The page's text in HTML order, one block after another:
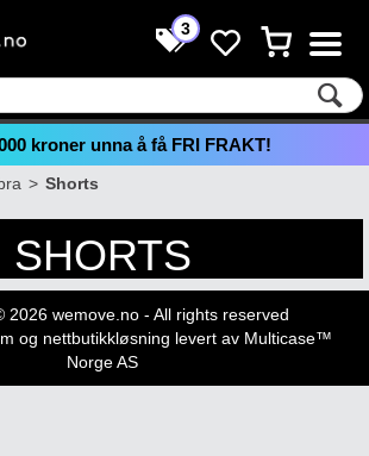
3
kroner unna å få FRI FRAKT!
>Shorts
SHORTS
2026 wemove.no - All rights reserved
og nettbutikkløsning levert av Multicase™
Norge AS